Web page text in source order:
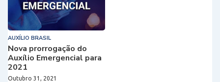
AUXÍLIO BRASIL
Nova prorrogação do
Auxílio Emergencial para
2021
Outubro 31, 2021